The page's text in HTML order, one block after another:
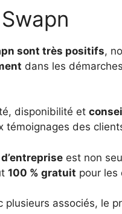
sont très positifs,
dans les
disponibilité et
témoignages des
est non
100 % gratuit pour les
plusieurs associés, le